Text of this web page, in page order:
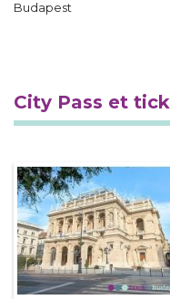
Budapest
City Pass et